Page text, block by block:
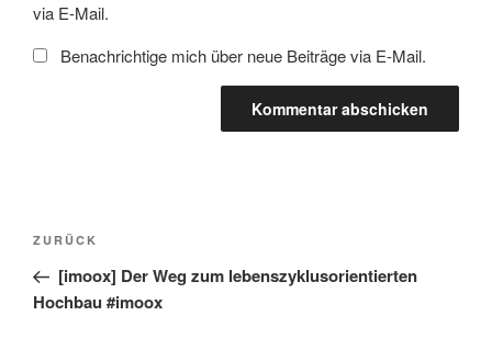
via E-Mail.
Benachrichtige mich über neue Beiträge via E-Mail.
Beitragsnavigation
Vorheriger
Beitrag
ZURÜCK
[imoox] Der Weg zum lebenszyklusorientierten
Hochbau #imoox